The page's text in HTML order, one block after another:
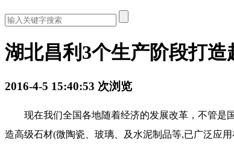
湖北昌利3个生产阶段打
2016-4-5 15:40:53 次浏览
现在我们全国各地随着经济的发展改革，不管是国
造高级石材(微陶瓷、玻璃、及水泥制品等,已广泛应